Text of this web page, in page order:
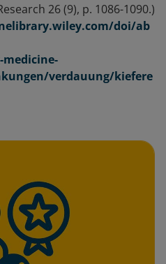
26 (9), p. 1086-1090.)
doi/ab
verdauung/kiefere